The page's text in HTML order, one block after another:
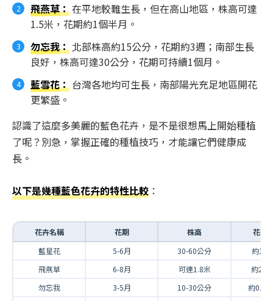
飛燕草：在平地較難生長，但在高山地區，株高可達
1.5米，花期約1個半月。
勿忘我： 北部株高約15公分，花期約3週；南部生長
良好，株高可達30公分，花期可持續1個月。
藍雪花： 台灣各地均可生長，南部陽光充足地區開花
更繁盛。
認識了這麼多美麗的藍色花卉，是不是很想馬上開始種植
了呢？別急，掌握正確的種植技巧，才能讓它們健康成
長。
以下是幾種藍色花卉的特性比較 ：
花卉名稱 花期 株高
花朵
藍星花
5-6月 30-60公分
約1.5
飛燕草
6-8月 可達1.8米
約2-5
勿忘我
3-5月 10-30公分
約0.5-